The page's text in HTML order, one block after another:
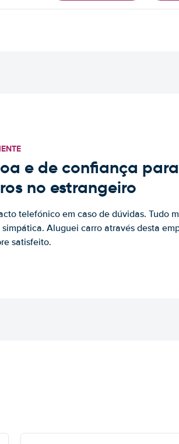
e de confiança para
no estrangeiro
telefónico em caso de dúvidas. Tudo
Aluguei carro através desta
satisfeito.